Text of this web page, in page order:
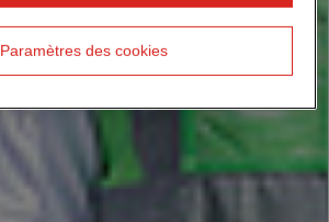
Paramètres des cookies